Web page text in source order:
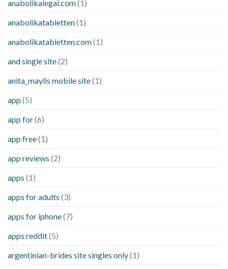
anabolikalegal.com(1)
anabolikatabletten(1)
anabolikatabletten.com(1)
and single site(2)
anita_maylis mobile site(1)
app (5)
app for(6)
app free(1)
app reviews (2)
apps (1)
apps for adults (3)
apps for iphone(7)
apps reddit(5)
argentinian-brides site singles only(1)